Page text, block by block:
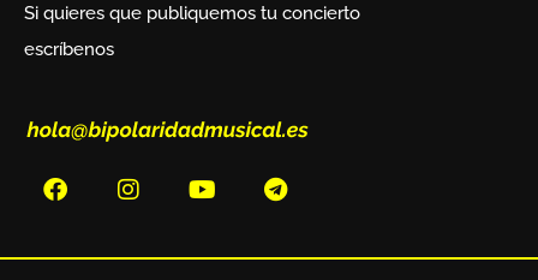
Si quieres que publiquemos tu concierto
escríbenos